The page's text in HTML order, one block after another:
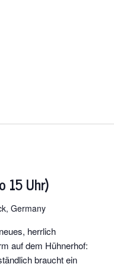
15 Uhr)
Germany
herrlich
auf dem Hühnerhof:
braucht ein